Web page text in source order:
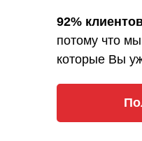
92%
потому что
которые Вы